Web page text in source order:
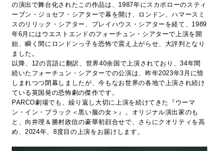
の演出で舞台化されたこの作品は、1987年にスカボローのスティ
ーブン・ジョセフ・シアターで幕を開け、ロンドン、ハマースミ
スのリリック・シアター、プレイハウス・シアターを経て、1989
年6月にはウエストエンドのフォーチュン・シアターで上演を開
始、瞬く間にロンドンっ子を恐怖で震え上がらせ、大評判となり
ました。
以降、12の言語に翻訳、世界40余国で上演されており、34年間
続いたフォーチュン・シアターでの公演は、昨年2023年3月に惜
しまれつつ閉幕しましたが、今もなお世界の各地で上演され続け
ている英国発の恐怖劇の傑作です。
PARCO劇場でも、繰り返し大切に上演を続けてきた『ウーマ
ン・イン・ブラック＜黒い服の女＞』。オリジナル演出家のも
と、向井理＆勝村政信の豪華初顔合せで、さらにクオリティを高
め、2024年、8度目の上演をお届けします。